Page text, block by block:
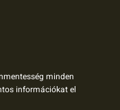
minden
információkat el